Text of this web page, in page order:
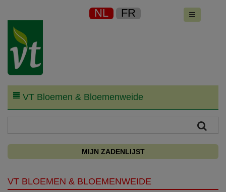
NL FR
VT Bloemen & Bloemenweide
MIJN ZADENLIJST
VT BLOEMEN & BLOEMENWEIDE